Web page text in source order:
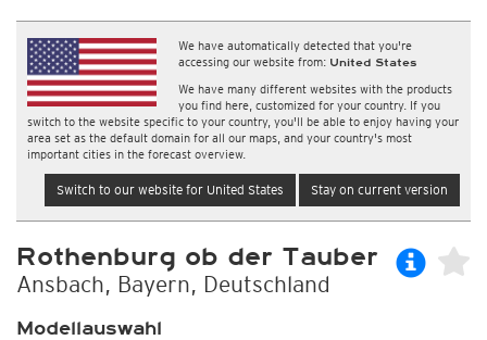
We have automatically detected that you're
accessing our website from: United States
We have many different websites with the products
you find here, customized for your country. If you
switch to the website specific to your country, you'll be able to enjoy having your
area set as the default domain for all our maps, and your country's most
important cities in the forecast overview.
Switch to our website for United States Stay on current version
Rothenburg ob der Tauber
Ansbach, Bayern, Deutschland
Modellauswahl